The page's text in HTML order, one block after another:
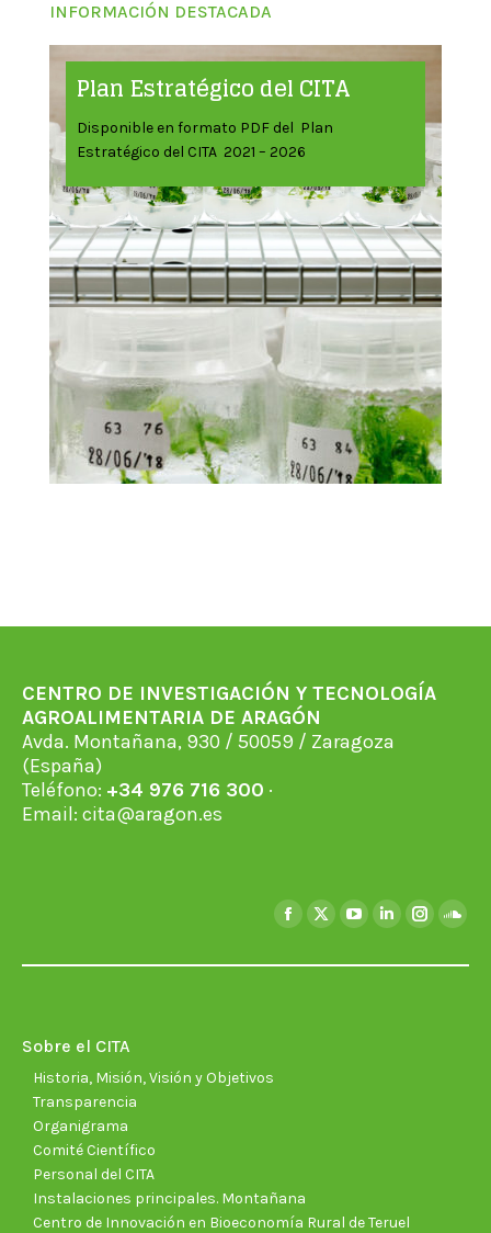
INFORMACIÓN DESTACADA
Plan Estratégico del CITA
Disponible en formato PDF del Plan
Estratégico del CITA 2021 – 2026
CENTRO DE INVESTIGACIÓN Y TECNOLOGÍA
AGROALIMENTARIA DE ARAGÓN
Avda. Montañana, 930 / 50059 / Zaragoza
(España)
Teléfono: +34 976 716 300 ·
Email: cita@aragon.es
Facebook
X
YouTubeLinkedin
Sobre el CITA
Historia, Misión, Visión y Objetivos
Transparencia
Organigrama
Comité Científico
Personal del CITA
Instalaciones principales. Montañana
Centro de Innovación en Bioeconomía Rural de Teruel